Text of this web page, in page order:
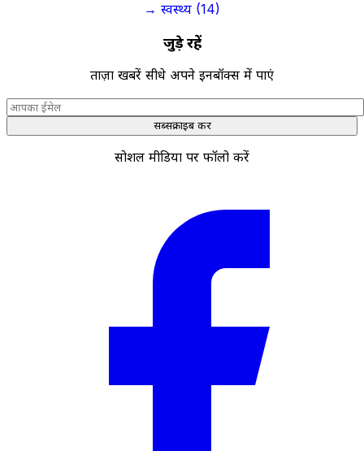
→ स्वस्थ्य (14)
जुड़े रहें
ताज़ा खबरें सीधे अपने इनबॉक्स में पाएं
सब्सक्राइब करें
सोशल मीडिया पर फॉलो करें